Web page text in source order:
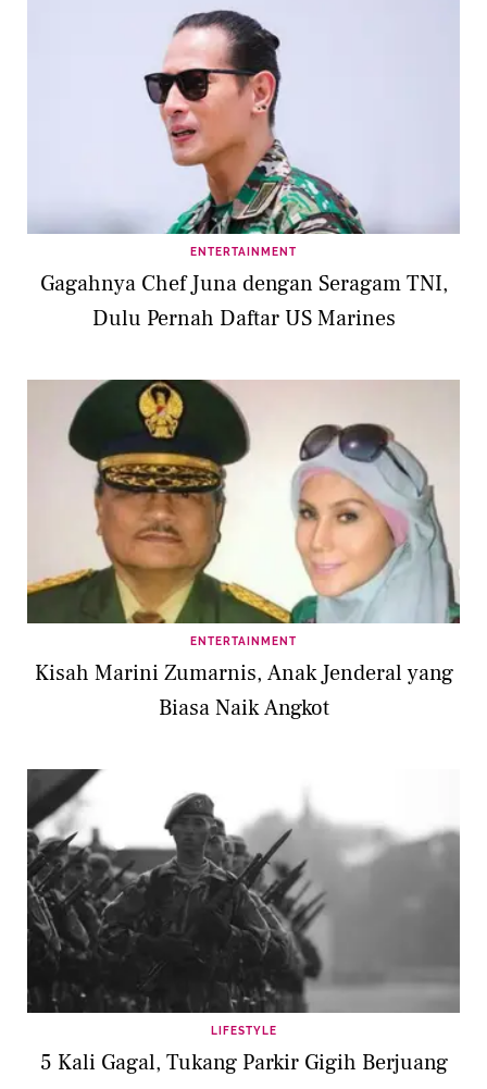
ENTERTAINMENT
Gagahnya Chef Juna dengan Seragam TNI,
Dulu Pernah Daftar US Marines
ENTERTAINMENT
Kisah Marini Zumarnis, Anak Jenderal yang
Biasa Naik Angkot
LIFESTYLE
5 Kali Gagal, Tukang Parkir Gigih Berjuang